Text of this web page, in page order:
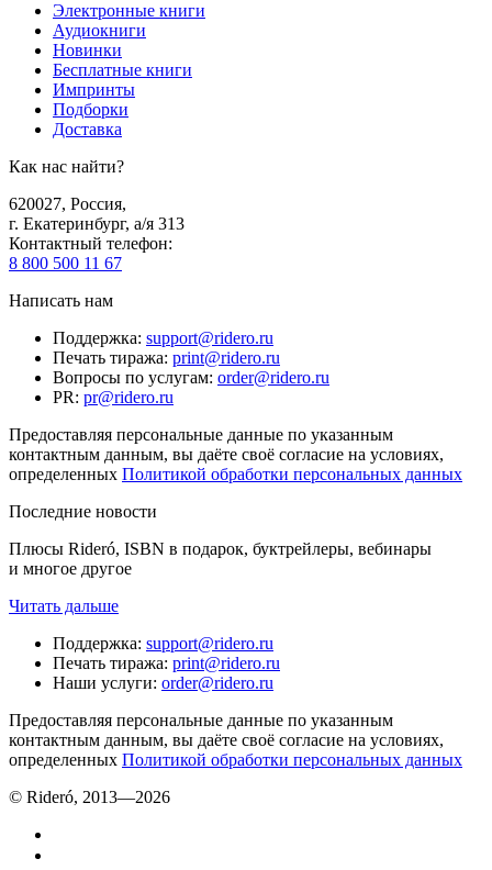
Электронные книги
Аудиокниги
Новинки
Бесплатные книги
Импринты
Подборки
Доставка
Как нас найти?
620027, Россия,
г. Екатеринбург, а/я 313
Контактный телефон:
8 800 500 11 67
Написать нам
Поддержка: support@ridero.ru
Печать тиража: print@ridero.ru
Вопросы по услугам: order@ridero.ru
PR: pr@ridero.ru
Предоставляя персональные данные по указанным
контактным данным, вы даёте своё согласие на условиях,
определенных Политикой обработки персональных данных
Последние новости
Плюсы Rideró, ISBN в подарок, буктрейлеры, вебинары
и многое другое
Читать дальше
Поддержка: support@ridero.ru
Печать тиража: print@ridero.ru
Наши услуги: order@ridero.ru
Предоставляя персональные данные по указанным
контактным данным, вы даёте своё согласие на условиях,
определенных Политикой обработки персональных данных
© Rideró, 2013—2026